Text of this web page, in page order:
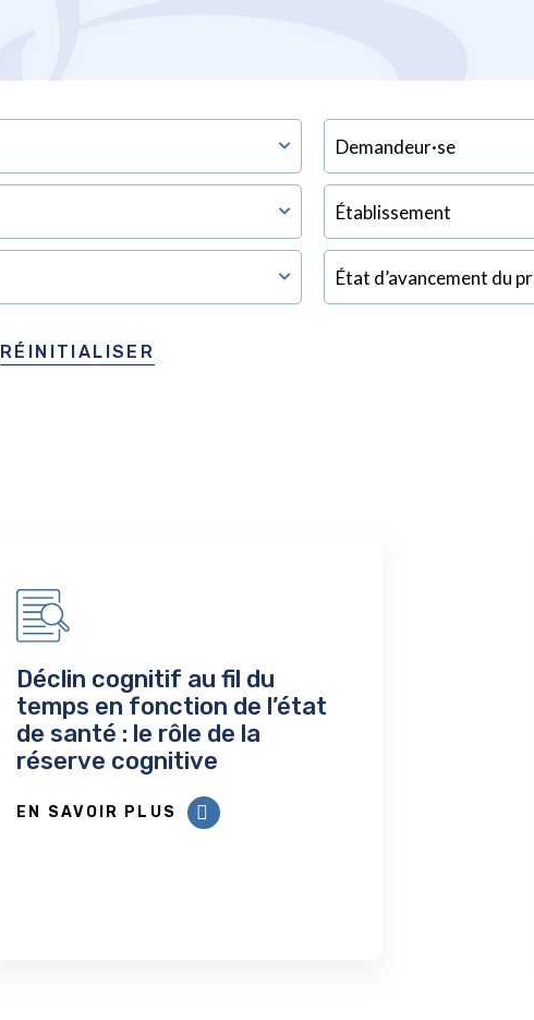
RÉINITIALISER
Déclin cognitif au fil du
temps en fonction de l’état
de santé : le rôle de la
réserve cognitive
EN SAVOIR PLUS